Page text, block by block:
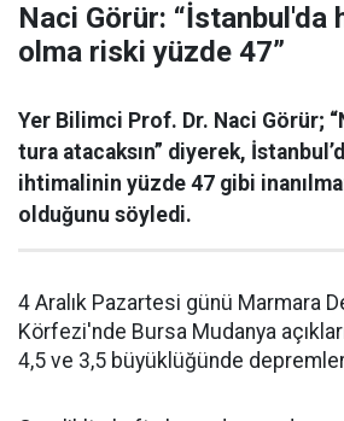
Naci Görür: “İstanbul'da
olma riski yüzde 47”
Yer Bilimci Prof. Dr. Naci Görür;
tura atacaksın” diyerek,
ihtimalinin yüzde 47 gibi
olduğunu söyledi.
4 Aralık Pazartesi günü Marmara
Körfezi'nde Bursa Mudanya
4,5 ve 3,5 büyüklüğünde